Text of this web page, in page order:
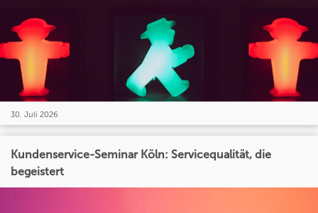
30. Juli 2026
Kundenservice-Seminar Köln: Servicequalität, die
begeistert